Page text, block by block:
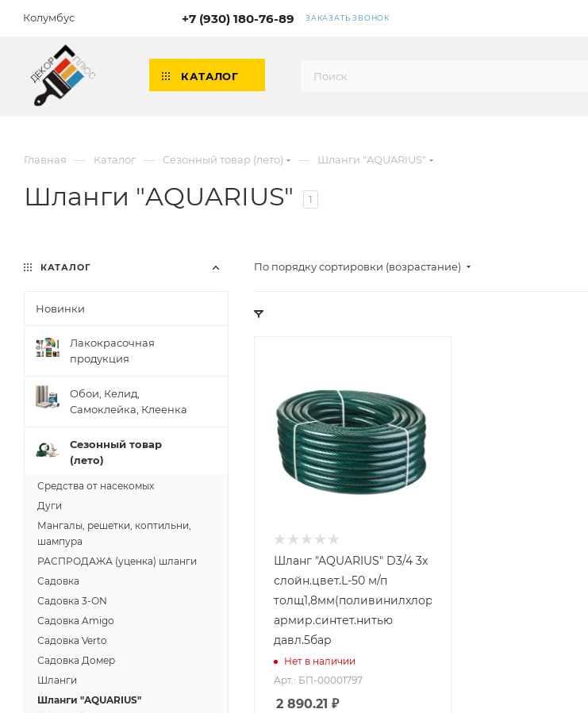
Колумбус +7 (930) 180-76-89 ЗАКАЗАТЬ ЗВОНОК
КАТАЛОГ
Главная — Каталог — Сезонный товар (лето) — Шланги "AQUARIUS"
Шланги "AQUARIUS" 1
По порядку сортировки (возрастание)
Шланг "AQUARIUS" D3/4 3х
слойн.цвет.L-50 м/п
толщ1,8мм(поливинилхлорид)
армир.синтет.нитью
давл.5бар
Нет в наличии
Арт.: БП-00001797
2 890.21 ₽
КАТАЛОГ
Новинки
Лакокрасочная
продукция
Обои, Келид,
Самоклейка, Клеенка
Сезонный товар
(лето)
Средства от насекомых
Дуги
Мангалы, решетки, коптильни,
шампура
РАСПРОДАЖА (уценка) шланги
Садовка
Садовка 3-ОN
Садовка Amigo
Садовка Verto
Садовка Домер
Шланги
Шланги "AQUARIUS"